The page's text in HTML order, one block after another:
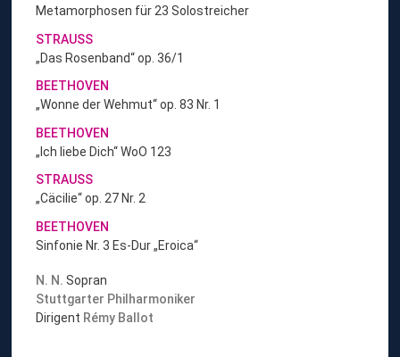
„
e
e
t
h
v
e
n
-
a
g
e
Metamorphosen für 23 Solostreicher
STRAUSS
„Das Rosenband“ op. 36/1
BEETHOVEN
„Wonne der Wehmut“ op. 83 Nr. 1
BEETHOVEN
„Ich liebe Dich“ WoO 123
STRAUSS
„Cäcilie“ op. 27 Nr. 2
BEETHOVEN
Sinfonie Nr. 3 Es-Dur „Eroica“
N. N.Sopran
Stuttgarter Philharmoniker
Dirigent Rémy Ballot